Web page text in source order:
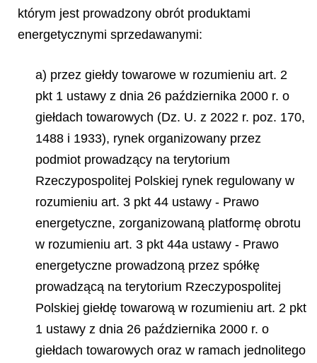
którym jest prowadzony obrót produktami
energetycznymi sprzedawanymi:
a) przez giełdy towarowe w rozumieniu art. 2
pkt 1 ustawy z dnia 26 października 2000 r. o
giełdach towarowych (Dz. U. z 2022 r. poz. 170,
1488 i 1933), rynek organizowany przez
podmiot prowadzący na terytorium
Rzeczypospolitej Polskiej rynek regulowany w
rozumieniu art. 3 pkt 44 ustawy - Prawo
energetyczne, zorganizowaną platformę obrotu
w rozumieniu art. 3 pkt 44a ustawy - Prawo
energetyczne prowadzoną przez spółkę
prowadzącą na terytorium Rzeczypospolitej
Polskiej giełdę towarową w rozumieniu art. 2 pkt
1 ustawy z dnia 26 października 2000 r. o
giełdach towarowych oraz w ramach jednolitego